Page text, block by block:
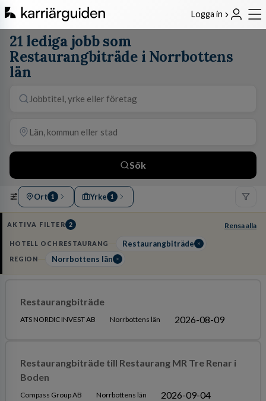
Logga in
21 lediga jobb som
Restaurangbiträde i Norrbottens
län
Sök
Ort 1 Yrke 1
AKTIVA FILTER 2 Rensa alla
HOTELL OCH RESTAURANG Restaurangbiträde
REGION Norrbottens län
Restaurangbiträde
ATS NORDIC INVEST AB Norrbottens län 2026-08-09
Restaurangbiträde till Restaurang MR Tre Renar i
Boden
Compass Group AB Norrbottens län 2026-09-04